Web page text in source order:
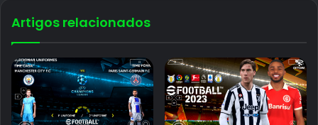
Artigos relacionados